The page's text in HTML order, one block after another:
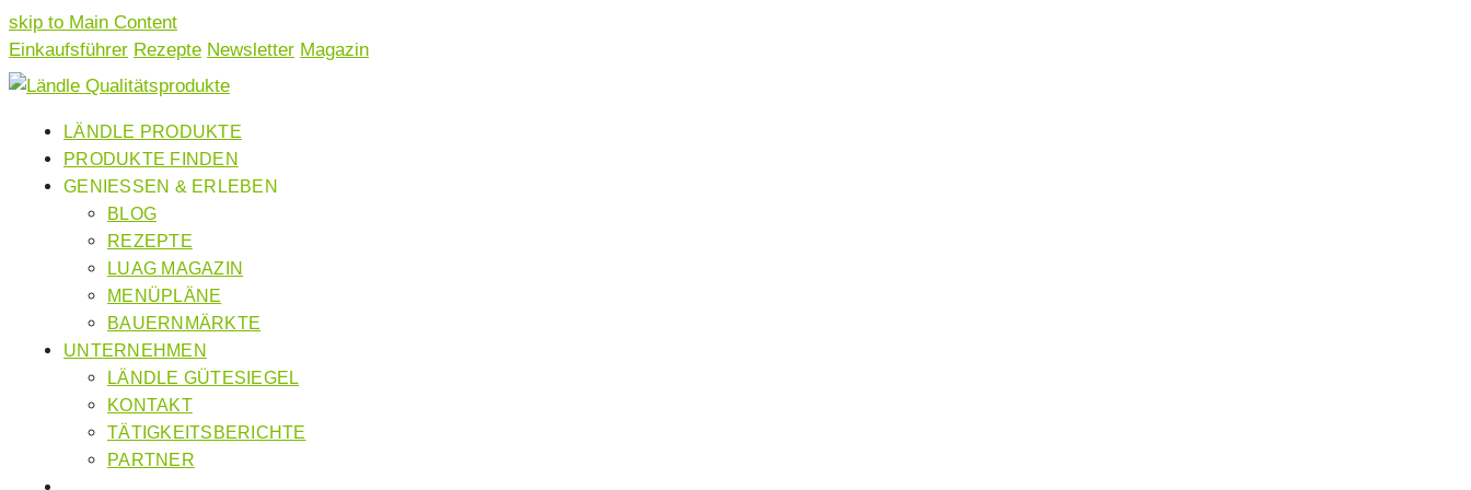
skip to Main Content
Einkaufsführer Rezepte Newsletter Magazin
LÄNDLE PRODUKTE
PRODUKTE FINDEN
GENIESSEN & ERLEBEN
BLOG
REZEPTE
LUAG MAGAZIN
MENÜPLÄNE
BAUERNMÄRKTE
UNTERNEHMEN
LÄNDLE GÜTESIEGEL
KONTAKT
TÄTIGKEITSBERICHTE
PARTNER